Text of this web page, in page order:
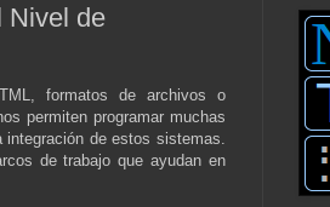
Nivel de
formatos de archivos o
permiten programar muchas
de estos sistemas.
de trabajo que ayudan en